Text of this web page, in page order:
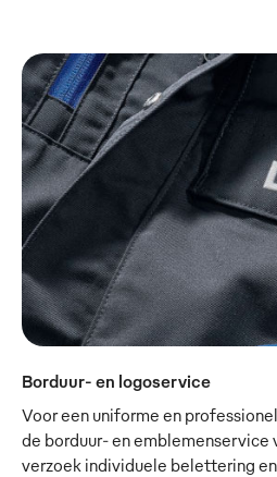
Borduur- en logoservice
Voor een uniforme en
de borduur- en emblemenservice
verzoek individuele belettering